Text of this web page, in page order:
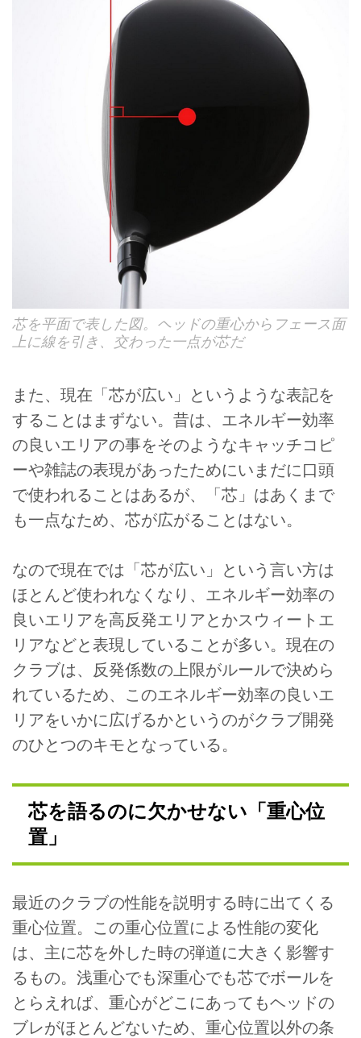
芯を平面で表した図。ヘッドの重心からフェース面
上に線を引き、交わった一点が芯だ
また、現在「芯が広い」というような表記を
することはまずない。昔は、エネルギー効率
の良いエリアの事をそのようなキャッチコピ
ーや雑誌の表現があったためにいまだに口頭
で使われることはあるが、「芯」はあくまで
も一点なため、芯が広がることはない。
なので現在では「芯が広い」という言い方は
ほとんど使われなくなり、エネルギー効率の
良いエリアを高反発エリアとかスウィートエ
リアなどと表現していることが多い。現在の
クラブは、反発係数の上限がルールで決めら
れているため、このエネルギー効率の良いエ
リアをいかに広げるかというのがクラブ開発
のひとつのキモとなっている。
芯を語るのに欠かせない「重心位
置」
最近のクラブの性能を説明する時に出てくる
重心位置。この重心位置による性能の変化
は、主に芯を外した時の弾道に大きく影響す
るもの。浅重心でも深重心でも芯でボールを
とらえれば、重心がどこにあってもヘッドの
ブレがほとんどないため、重心位置以外の条